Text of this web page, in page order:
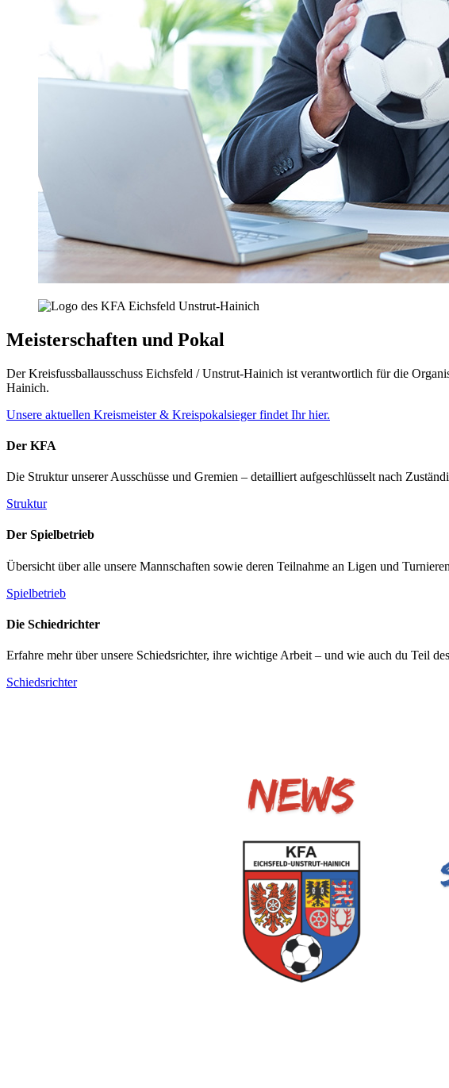
Meisterschaften und Pokal
Der Kreisfussballausschuss Eichsfeld / Unstrut-Hainich ist verantwortlich für die
Hainich.
Unsere aktuellen Kreismeister & Kreispokalsieger findet Ihr hier.
Der KFA
Die Struktur unserer Ausschüsse und Gremien – detailliert aufgeschlüsselt nach
Struktur
Der Spielbetrieb
Übersicht über alle unsere Mannschaften sowie deren Teilnahme an Ligen und
Spielbetrieb
Die Schiedrichter
Erfahre mehr über unsere Schiedsrichter, ihre wichtige Arbeit – und wie auch du Teil
Schiedsrichter